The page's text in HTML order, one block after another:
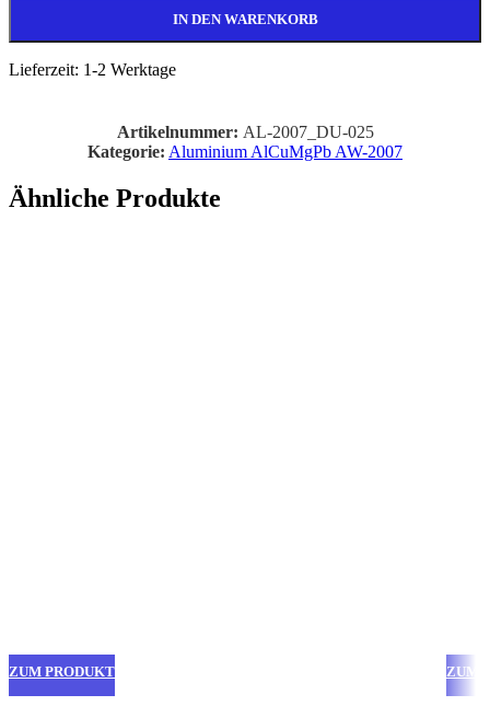
IN DEN WARENKORB
Lieferzeit: 1-2 Werktage
Artikelnummer: AL-2007_DU-025
Kategorie: Aluminium AlCuMgPb AW-2007
Ähnliche Produkte
ZUM PRODUKT ZUM